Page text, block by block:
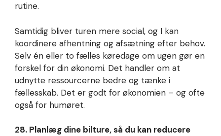
rutine.
Samtidig bliver turen mere social, og I kan
koordinere afhentning og afsætning efter behov.
Selv én eller to fælles køredage om ugen gør en
forskel for din økonomi. Det handler om at
udnytte ressourcerne bedre og tænke i
fællesskab. Det er godt for økonomien – og ofte
også for humøret.
28. Planlæg dine bilture, så du kan reducere